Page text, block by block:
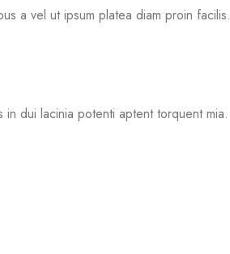
a vel ut ipsum platea diam proin facilis.
dui lacinia potenti aptent torquent mia.